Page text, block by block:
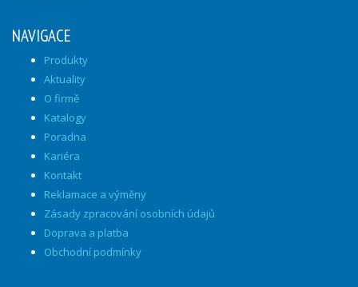
NAVIGACE
Produkty
Aktuality
O firmě
Katalogy
Poradna
Kariéra
Kontakt
Reklamace a výměny
Zásady zpracování osobních údajů
Doprava a platba
Obchodní podmínky